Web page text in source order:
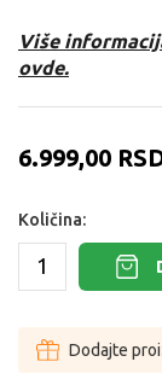
Više
ovde.
6.999,00
Količina:
Dodajte